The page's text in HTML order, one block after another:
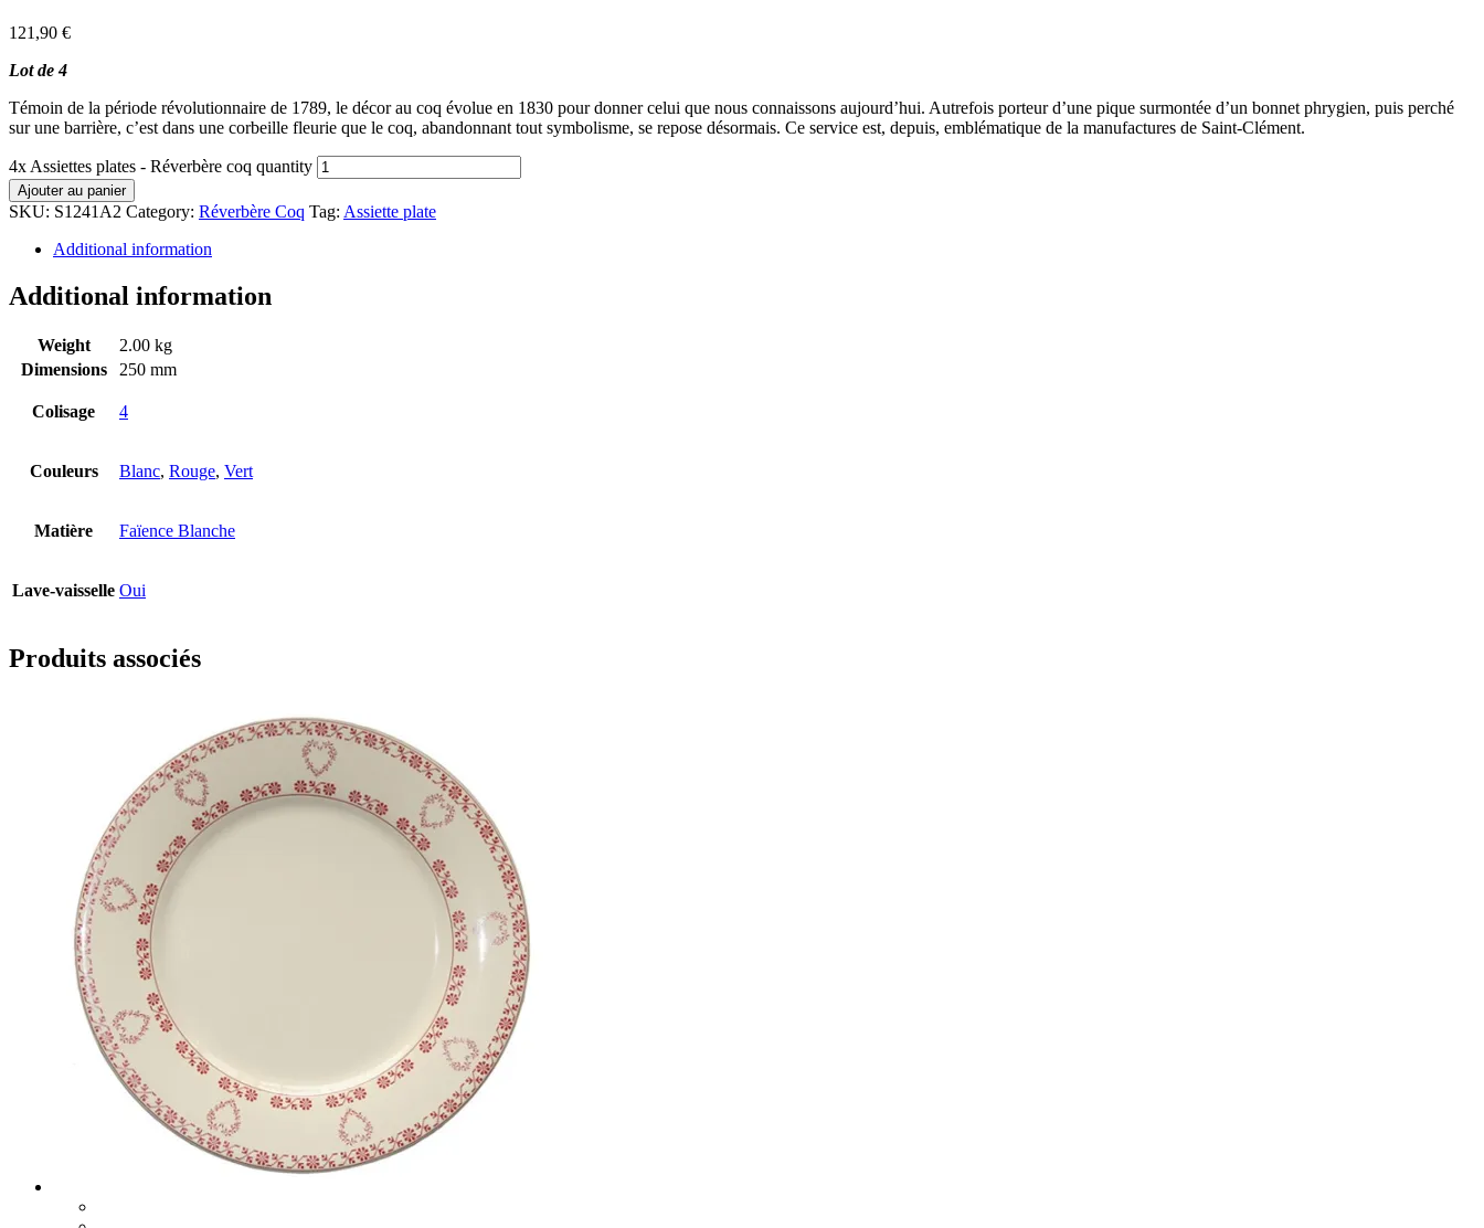
121,90 €
Lot de 4
Témoin de la période révolutionnaire de 1789, le décor au coq évolue en 1830 pour donner celui que nous connaissons aujourd’hui. Autrefois porteur d’une pique surmontée d’un bonnet phrygien, puis perché
sur une barrière, c’est dans une corbeille fleurie que le coq, abandonnant tout symbolisme, se repose désormais. Ce service est, depuis, emblématique de la manufactures de Saint-Clément.
4x Assiettes plates - Réverbère coq quantity
Ajouter au panier
SKU: S1241A2 Category: Réverbère Coq Tag: Assiette plate
Additional information
Additional information
Weight
2.00 kg
Dimensions
250 mm
Colisage 4
Couleurs Blanc, Rouge, Vert
Matière Faïence Blanche
Lave-vaisselle Oui
Produits associés